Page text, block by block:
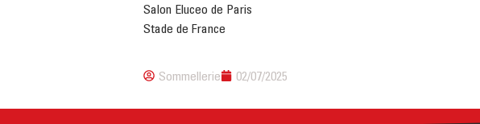
Salon Eluceo de Paris
Stade de France
Sommellerie 02/07/2025